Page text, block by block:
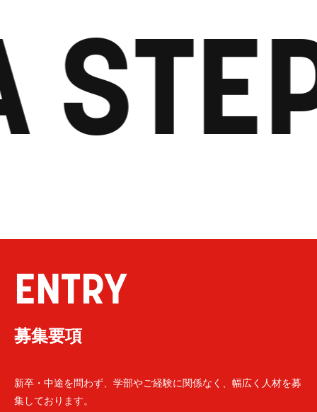
ENTRY
募集要項
新卒・中途を問わず、学部やご経験に関係なく、幅広く人材を募
集しております。